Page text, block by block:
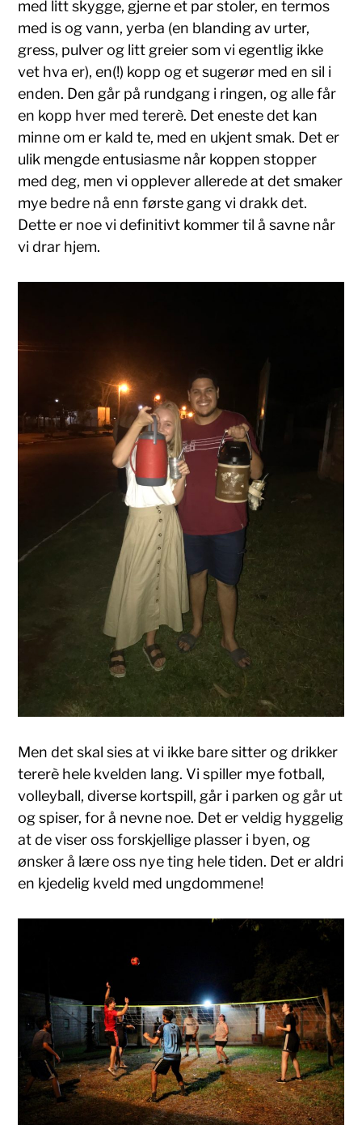
med litt skygge, gjerne et par stoler, en termos
med is og vann, yerba (en blanding av urter,
gress, pulver og litt greier som vi egentlig ikke
vet hva er), en(!) kopp og et sugerør med en sil i
enden. Den går på rundgang i ringen, og alle får
en kopp hver med tererè. Det eneste det kan
minne om er kald te, med en ukjent smak. Det er
ulik mengde entusiasme når koppen stopper
med deg, men vi opplever allerede at det smaker
mye bedre nå enn første gang vi drakk det.
Dette er noe vi definitivt kommer til å savne når
vi drar hjem.
Men det skal sies at vi ikke bare sitter og drikker
tererè hele kvelden lang. Vi spiller mye fotball,
volleyball, diverse kortspill, går i parken og går ut
og spiser, for å nevne noe. Det er veldig hyggelig
at de viser oss forskjellige plasser i byen, og
ønsker å lære oss nye ting hele tiden. Det er aldri
en kjedelig kveld med ungdommene!